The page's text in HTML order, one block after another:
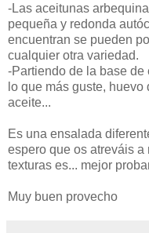
-Las aceitunas
pequeña y redonda
encuentran se pueden
cualquier otra variedad.
-Partiendo de la base
lo que más guste,
aceite...
Es una ensalada
espero que os atreváis
texturas es... mejor
Muy buen provecho